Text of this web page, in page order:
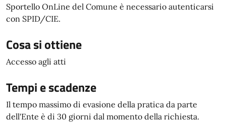
Sportello OnLine del Comune è necessario autenticarsi
con SPID/CIE.
Cosa si ottiene
Accesso agli atti
Tempi e scadenze
Il tempo massimo di evasione della pratica da parte
dell'Ente è di 30 giorni dal momento della richiesta.